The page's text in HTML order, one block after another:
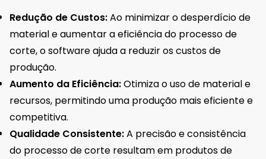
Redução de Custos:Ao minimizar o desperdício de
material e aumentar a eficiência do processo de
corte, o software ajuda a reduzir os custos de
produção.
Aumento da Eficiência:Otimiza o uso de material e
recursos, permitindo uma produção mais eficiente e
competitiva.
Qualidade Consistente:A precisão e consistência
do processo de corte resultam em produtos de